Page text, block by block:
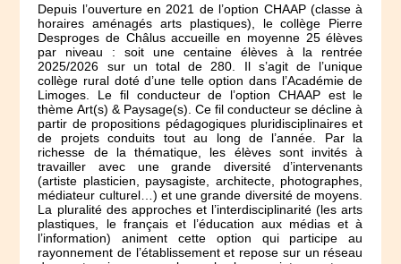
Depuis l’ouverture en 2021 de l’option CHAAP (classe à
horaires aménagés arts plastiques), le collège Pierre
Desproges de Châlus accueille en moyenne 25 élèves
par niveau : soit une centaine élèves à la rentrée
2025/2026 sur un total de 280. Il s’agit de l’unique
collège rural doté d’une telle option dans l’Académie de
Limoges. Le fil conducteur de l’option CHAAP est le
thème Art(s) & Paysage(s). Ce fil conducteur se décline à
partir de propositions pédagogiques pluridisciplinaires et
de projets conduits tout au long de l’année. Par la
richesse de la thématique, les élèves sont invités à
travailler avec une grande diversité d’intervenants
(artiste plasticien, paysagiste, architecte, photographes,
médiateur culturel…) et une grande diversité de moyens.
La pluralité des approches et l’interdisciplinarité (les arts
plastiques, le français et l’éducation aux médias et à
l’information) animent cette option qui participe au
rayonnement de l’établissement et repose sur un réseau